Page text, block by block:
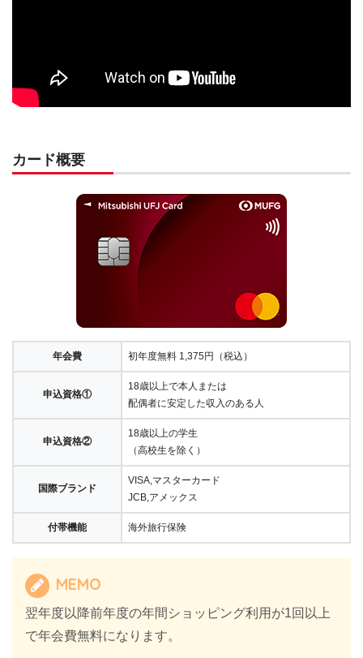
カード概要
年会費 初年度無料 1,375円（税込）
申込資格①
18歳以上で本人または
配偶者に安定した収入のある人
申込資格②
18歳以上の学生
（高校生を除く）
国際ブランド
VISA,マスターカード
JCB,アメックス
付帯機能 海外旅行保険
MEMO
翌年度以降前年度の年間ショッピング利用が1回以上
で年会費無料になります。